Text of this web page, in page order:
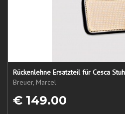
Rückenlehne Ersatzteil für Cesca
Breuer, Marcel
€ 149.00